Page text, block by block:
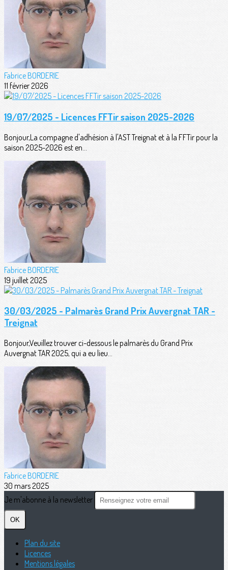
Fabrice BORDERIE
11 février 2026
19/07/2025 - Licences FFTir saison 2025-2026
Bonjour,La compagne d'adhésion à l'AST Treignat et à la FFTir pour la
saison 2025-2026 est en...
Fabrice BORDERIE
19 juillet 2025
30/03/2025 - Palmarès Grand Prix Auvergnat TAR -
Treignat
Bonjour,Veuillez trouver ci-dessous le palmarès du Grand Prix
Auvergnat TAR 2025, qui a eu lieu...
Fabrice BORDERIE
30 mars 2025
Je m'abonne à la newsletter
OK
Plan du site
Licences
Mentions légales